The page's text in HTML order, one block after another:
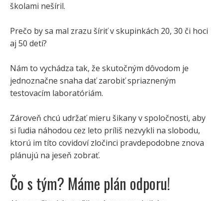
školami nešíril.
Prečo by sa mal zrazu šíriť v skupinkách 20, 30 či hoci
aj 50 detí?
Nám to vychádza tak, že skutočným dôvodom je
jednoznačne snaha dať zarobiť spriazneným
testovacím laboratóriám.
Zároveň chcú udržať mieru šikany v spoločnosti, aby
si ľudia náhodou cez leto príliš nezvykli na slobodu,
ktorú im títo covidoví zločinci pravdepodobne znova
plánujú na jeseň zobrať.
Čo s tým? Máme plán odporu!